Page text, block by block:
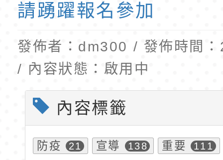
請踴躍報名參加
發佈者：dm300 / 發佈時間
/ 內容狀態：啟用中
內容標籤
防疫 21 宣導 138 重要 111